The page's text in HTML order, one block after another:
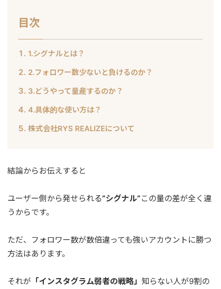
目次
1.シグナルとは？
2.フォロワー数少ないと負けるのか？
3.どうやって量産するのか？
4.具体的な使い方は？
株式会社RYS REALIZEについて
結論からお伝えすると
ユーザー側から発せられる”シグナル” この量の差が全く違
うからです。
ただ、フォロワー数が数倍違っても強いアカウントに勝つ
方法はあります。
それが 「インスタグラム弱者の戦略」 知らない人が9割の